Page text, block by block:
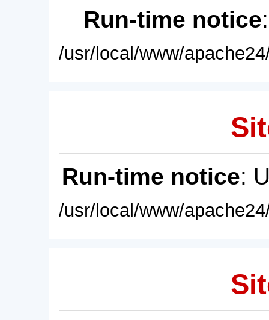
Run-time notice
/usr/local/www/
Run-time notice:
/usr/local/www/